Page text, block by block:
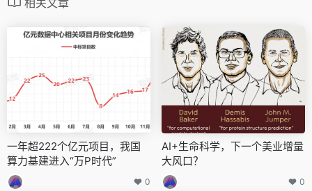
一年超222个亿元项目，我国
算力基建进入“万P时代”
0
AI+生命科学，下一个美业增量
大风口？
0